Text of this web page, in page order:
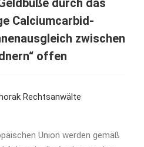
Calciumcarbid-
zwischen
offen
Rechtsanwälte
Union werden gemäß